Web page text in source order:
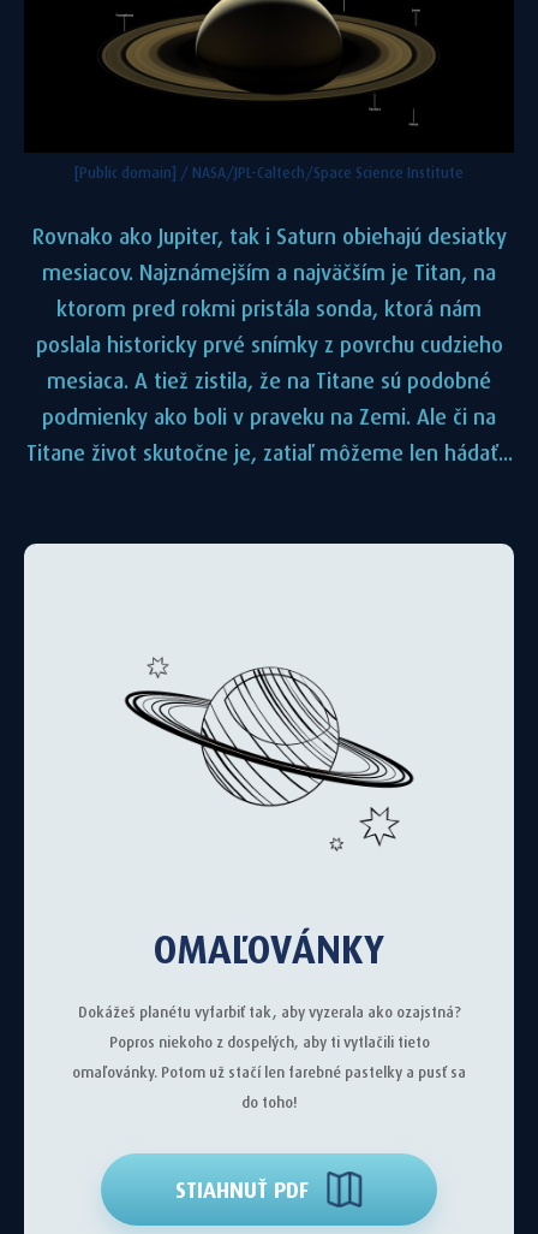
[Public domain] / NASA/JPL-Caltech/Space Science Institute
Rovnako ako Jupiter, tak i Saturn obiehajú desiatky
mesiacov. Najznámejším a najväčším je Titan, na
ktorom pred rokmi pristála sonda, ktorá nám
poslala historicky prvé snímky z povrchu cudzieho
mesiaca. A tiež zistila, že na Titane sú podobné
podmienky ako boli v praveku na Zemi. Ale či na
Titane život skutočne je, zatiaľ môžeme len hádať...
OMAĽOVÁNKY
Dokážeš planétu vyfarbiť tak, aby vyzerala ako ozajstná?
Popros niekoho z dospelých, aby ti vytlačili tieto
omaľovánky. Potom už stačí len farebné pastelky a pusť sa
do toho!
STIAHNUŤ PDF
so sídlom Oldřichovice 44, 739 61 Třinec, IČ
produktoch a službách.